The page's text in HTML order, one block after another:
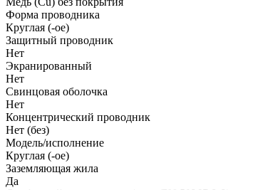
Форма проводника
Круглая (-ое)
Защитный проводник
Нет
Экранированный
Нет
Свинцовая оболочка
Нет
Концентрический проводник
Нет (без)
Модель/исполнение
Круглая (-ое)
Заземляющая жила
Да